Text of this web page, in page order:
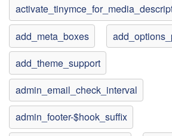
add_meta_boxes
add_theme_support
admin_email_check_interval
admin_footer-$hook_suffix